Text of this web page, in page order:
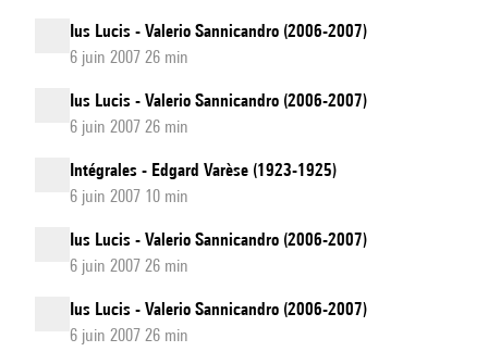
Ius Lucis - Valerio Sannicandro (2006-2007)
6 juin 2007 26 min
Ius Lucis - Valerio Sannicandro (2006-2007)
6 juin 2007 26 min
Intégrales - Edgard Varèse (1923-1925)
6 juin 2007 10 min
Ius Lucis - Valerio Sannicandro (2006-2007)
6 juin 2007 26 min
Ius Lucis - Valerio Sannicandro (2006-2007)
6 juin 2007 26 min